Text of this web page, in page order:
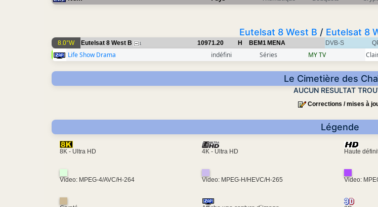
Eutelsat 8 West B / Eutelsat 8
8.0°W Eutelsat 8 West B 1 10971.20 H BEM1 MENA DVB-S
Life Show Drama indéfini Séries MY TV
Le Cimetière des
AUCUN RESULTAT
Corrections / mises à
Légende
8K - Ultra HD 4K - Ultra HD Haute
Video: MPEG-4/AVC/H-264 Video: MPEG-H/HEVC/H-265 Video: